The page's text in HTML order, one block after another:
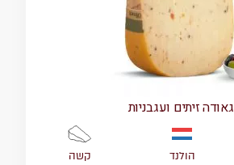
גאודה זיתים ועגבניות
הולנד קשה